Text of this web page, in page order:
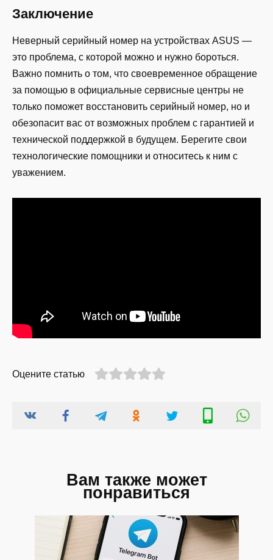
Заключение
Неверный серийный номер на устройствах ASUS —
это проблема, с которой можно и нужно бороться.
Важно помнить о том, что своевременное обращение
за помощью в официальные сервисные центры не
только поможет восстановить серийный номер, но и
обезопасит вас от возможных проблем с гарантией и
технической поддержкой в будущем. Берегите свои
технологические помощники и относитесь к ним с
уважением.
Оцените статью
Вам также может
понравиться